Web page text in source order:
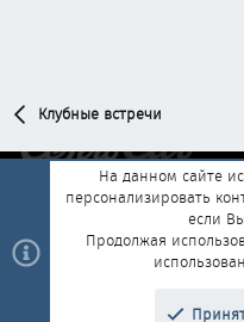
Клубные встречи
Обратная связь
Условия и
Политика
На данном сайте
персонализировать
если
Продолжая